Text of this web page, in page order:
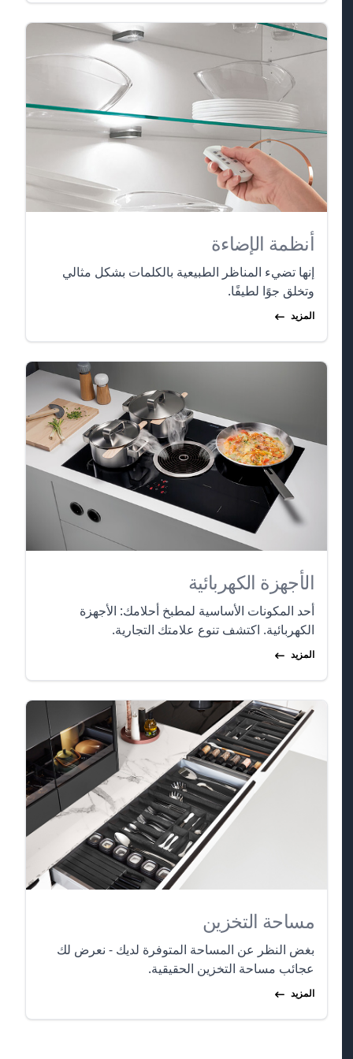
أنظمة الإضاءة
إنها تضيء المناظر الطبيعية بالكلمات بشكل مثالي
وتخلق جوًا لطيفًا.
المزيد
الأجهزة الكهربائية
أحد المكونات الأساسية لمطبخ أحلامك: الأجهزة
الكهربائية. اكتشف تنوع علامتك التجارية.
المزيد
مساحة التخزين
بغض النظر عن المساحة المتوفرة لديك - نعرض لك
عجائب مساحة التخزين الحقيقية.
المزيد